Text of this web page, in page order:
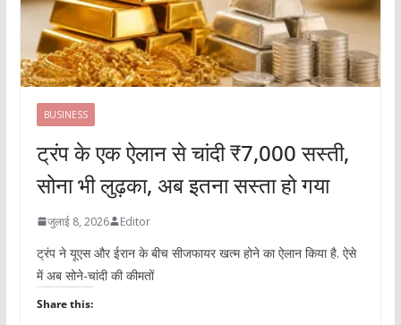
BUSINESS
ट्रंप के एक ऐलान से चांदी ₹7,000 सस्ती,
सोना भी लुढ़का, अब इतना सस्ता हो गया
जुलाई 8, 2026 Editor
ट्रंप ने यूएस और ईरान के बीच सीजफायर खत्म होने का ऐलान किया है. ऐसे
में अब सोने-चांदी की कीमतों
Share this: